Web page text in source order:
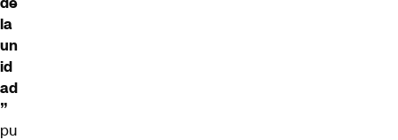
la
un
id
ad
”
pu